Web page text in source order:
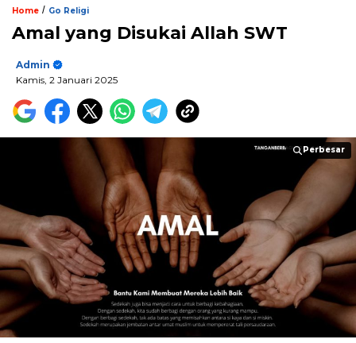
Home / Go Religi
Amal yang Disukai Allah SWT
Admin
Kamis, 2 Januari 2025
Perbesar
Perbesar